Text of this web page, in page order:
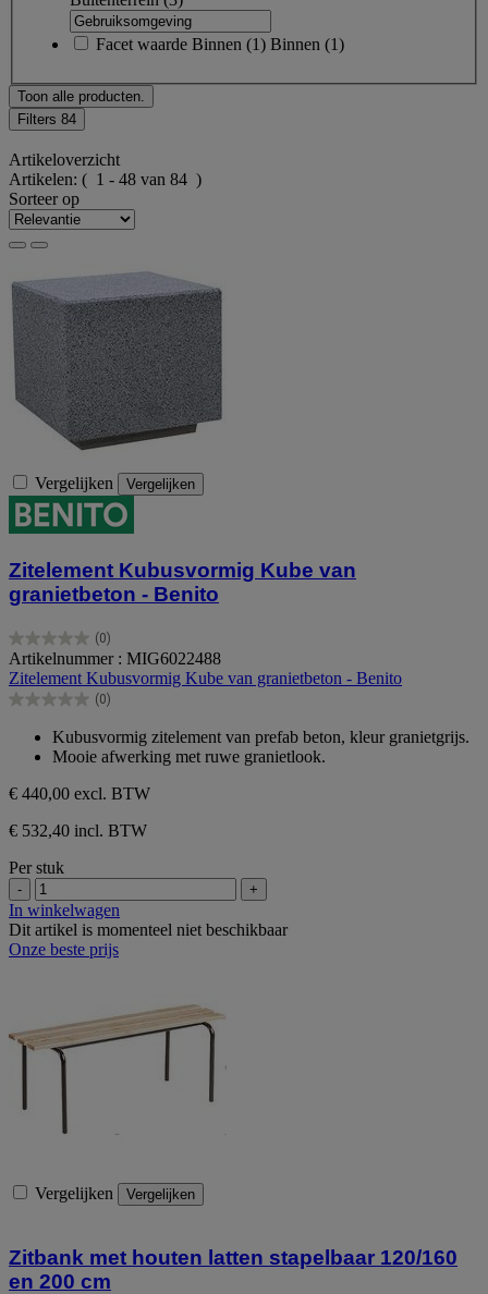
Facet waarde Binnen (1) Binnen (1)
Toon alle producten.
Filters 84
Artikeloverzicht
Artikelen: ( 1 - 48 van 84 )
Sorteer op
Vergelijken Vergelijken
Zitelement Kubusvormig Kube van
granietbeton - Benito
(0)
0.0
van
de
5
Artikelnummer : MIG6022488
Zitelement Kubusvormig Kube van granietbeton - Benito
(0)
0.0
sterren.
Kubusvormig zitelement van prefab beton, kleur granietgrijs.
Mooie afwerking met ruwe granietlook.
€ 440,00 excl. BTW
€ 532,40 incl. BTW
Per stuk
- +
In winkelwagen
Dit artikel is momenteel niet beschikbaar
Onze beste prijs
Vergelijken Vergelijken
Zitbank met houten latten stapelbaar 120/160
en 200 cm